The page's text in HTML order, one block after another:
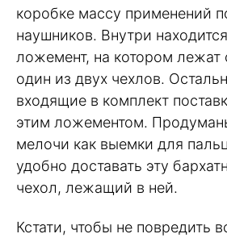
коробке массу применений
наушников. Внутри
ложемент, на котором лежат
один из двух чехлов.
входящие в комплект
этим ложементом.
мелочи как выемки для
удобно доставать эту
чехол, лежащий в ней.
Кстати, чтобы не повредить